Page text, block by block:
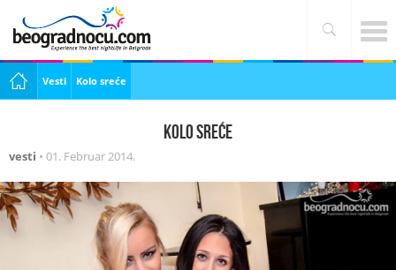
Vesti Kolo sreće
Kolo sreće
vesti • 01. Februar 2014.